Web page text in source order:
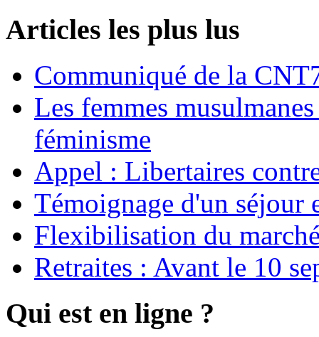
Articles les plus lus
Communiqué de la
Les femmes
féminisme
Appel : Libertaires
Témoignage d'un séjour
Flexibilisation du
Retraites : Avant le 10
Qui est en ligne ?